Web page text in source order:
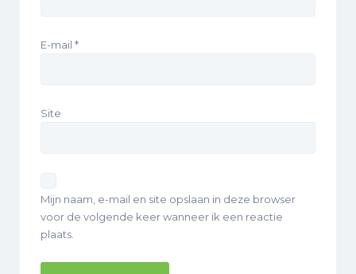
E-mail *
Site
Mijn naam, e-mail en site opslaan in deze browser
voor de volgende keer wanneer ik een reactie
plaats.